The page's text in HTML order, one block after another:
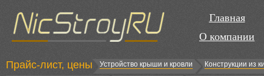
Главная
О компании
Прайс-лист, цены Устройство крыши и кровли
Конструкции из